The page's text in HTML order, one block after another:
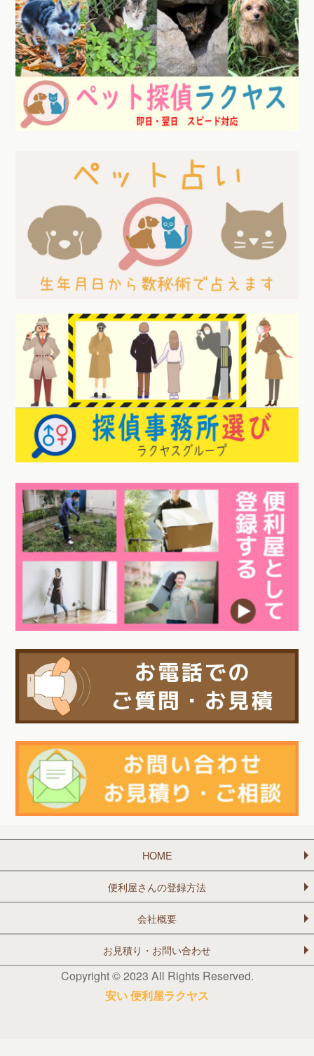
HOME
便利屋さんの登録方法
会社概要
お見積り・お問い合わせ
Copyright © 2023 All Rights Reserved.
安い 便利屋ラクヤス